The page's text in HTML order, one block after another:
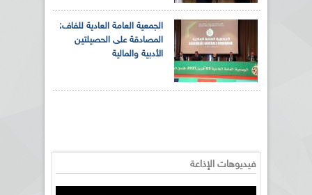
الجمعية العامة العادية للفاف:
المصادقة على الحصيلتين
الأدبية والمالية
فيديوهات الإذاعة